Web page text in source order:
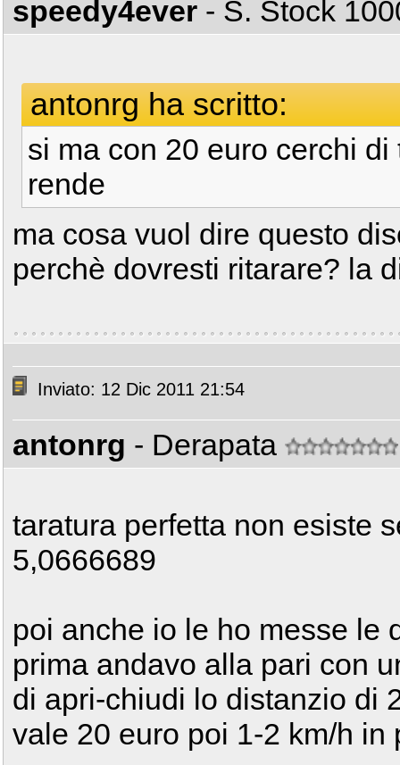
speedy4ever - S. Stock
antonrg ha scritto:
si ma con 20 euro cerchi
rende
ma cosa vuol dire questo
perchè dovresti ritarare? la
Inviato: 12 Dic 2011 21:54
antonrg - Derapata
taratura perfetta non esiste
5,0666689
poi anche io le ho messe le
prima andavo alla pari con
di apri-chiudi lo distanzio di
vale 20 euro poi 1-2 km/h in